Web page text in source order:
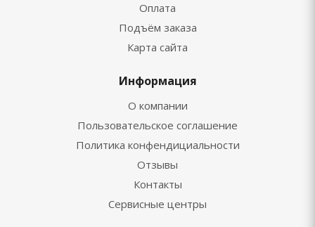
Оплата
Подъём заказа
Карта сайта
Информация
О компании
Пользовательское соглашение
Политика конфендициальности
Отзывы
Контакты
Сервисные центры